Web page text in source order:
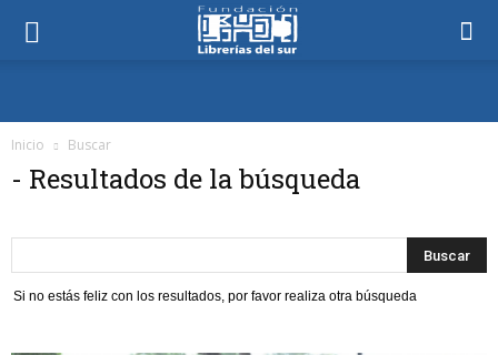
Inicio Buscar
- Resultados de la búsqueda
Si no estás feliz con los resultados, por favor realiza otra búsqueda